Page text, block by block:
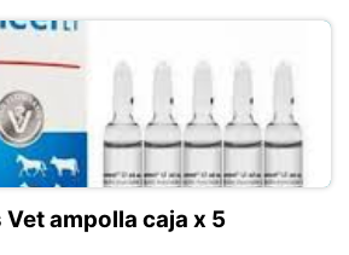
ampolla caja x 5